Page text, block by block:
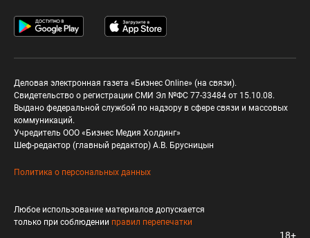
Деловая электронная газета «Бизнес Online» (на связи).
Свидетельство о регистрации СМИ Эл №ФС 77-33484 от 15.10.08.
Выдано федеральной службой по надзору в сфере связи и массовых
коммуникаций.
Учредитель ООО «Бизнес Медия Холдинг»
Шеф-редактор (главный редактор) А.В. Брусницын
Политика о персональных данных
Любое использование материалов допускается
только при соблюдении правил перепечатки
18+